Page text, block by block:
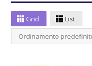
Grid List